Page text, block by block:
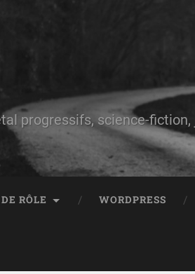
progressifs, science-
RÔLE WORDPRESS